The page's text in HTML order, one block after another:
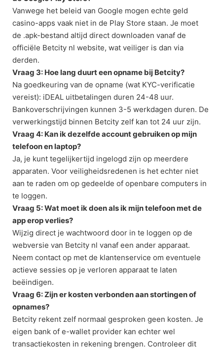
Vanwege het beleid van Google mogen echte geld
casino-apps vaak niet in de Play Store staan. Je moet
de .apk-bestand altijd direct downloaden vanaf de
officiële Betcity nl website, wat veiliger is dan via
derden.
Vraag 3: Hoe lang duurt een opname bij Betcity?
Na goedkeuring van de opname (wat KYC-verificatie
vereist): iDEAL uitbetalingen duren 24-48 uur.
Bankoverschrijvingen kunnen 3-5 werkdagen duren. De
verwerkingstijd binnen Betcity zelf kan tot 24 uur zijn.
Vraag 4: Kan ik dezelfde account gebruiken op mijn
telefoon en laptop?
Ja, je kunt tegelijkertijd ingelogd zijn op meerdere
apparaten. Voor veiligheidsredenen is het echter niet
aan te raden om op gedeelde of openbare computers in
te loggen.
Vraag 5: Wat moet ik doen als ik mijn telefoon met de
app erop verlies?
Wijzig direct je wachtwoord door in te loggen op de
webversie van Betcity nl vanaf een ander apparaat.
Neem contact op met de klantenservice om eventuele
actieve sessies op je verloren apparaat te laten
beëindigen.
Vraag 6: Zijn er kosten verbonden aan stortingen of
opnames?
Betcity rekent zelf normaal gesproken geen kosten. Je
eigen bank of e-wallet provider kan echter wel
transactiekosten in rekening brengen. Controleer dit